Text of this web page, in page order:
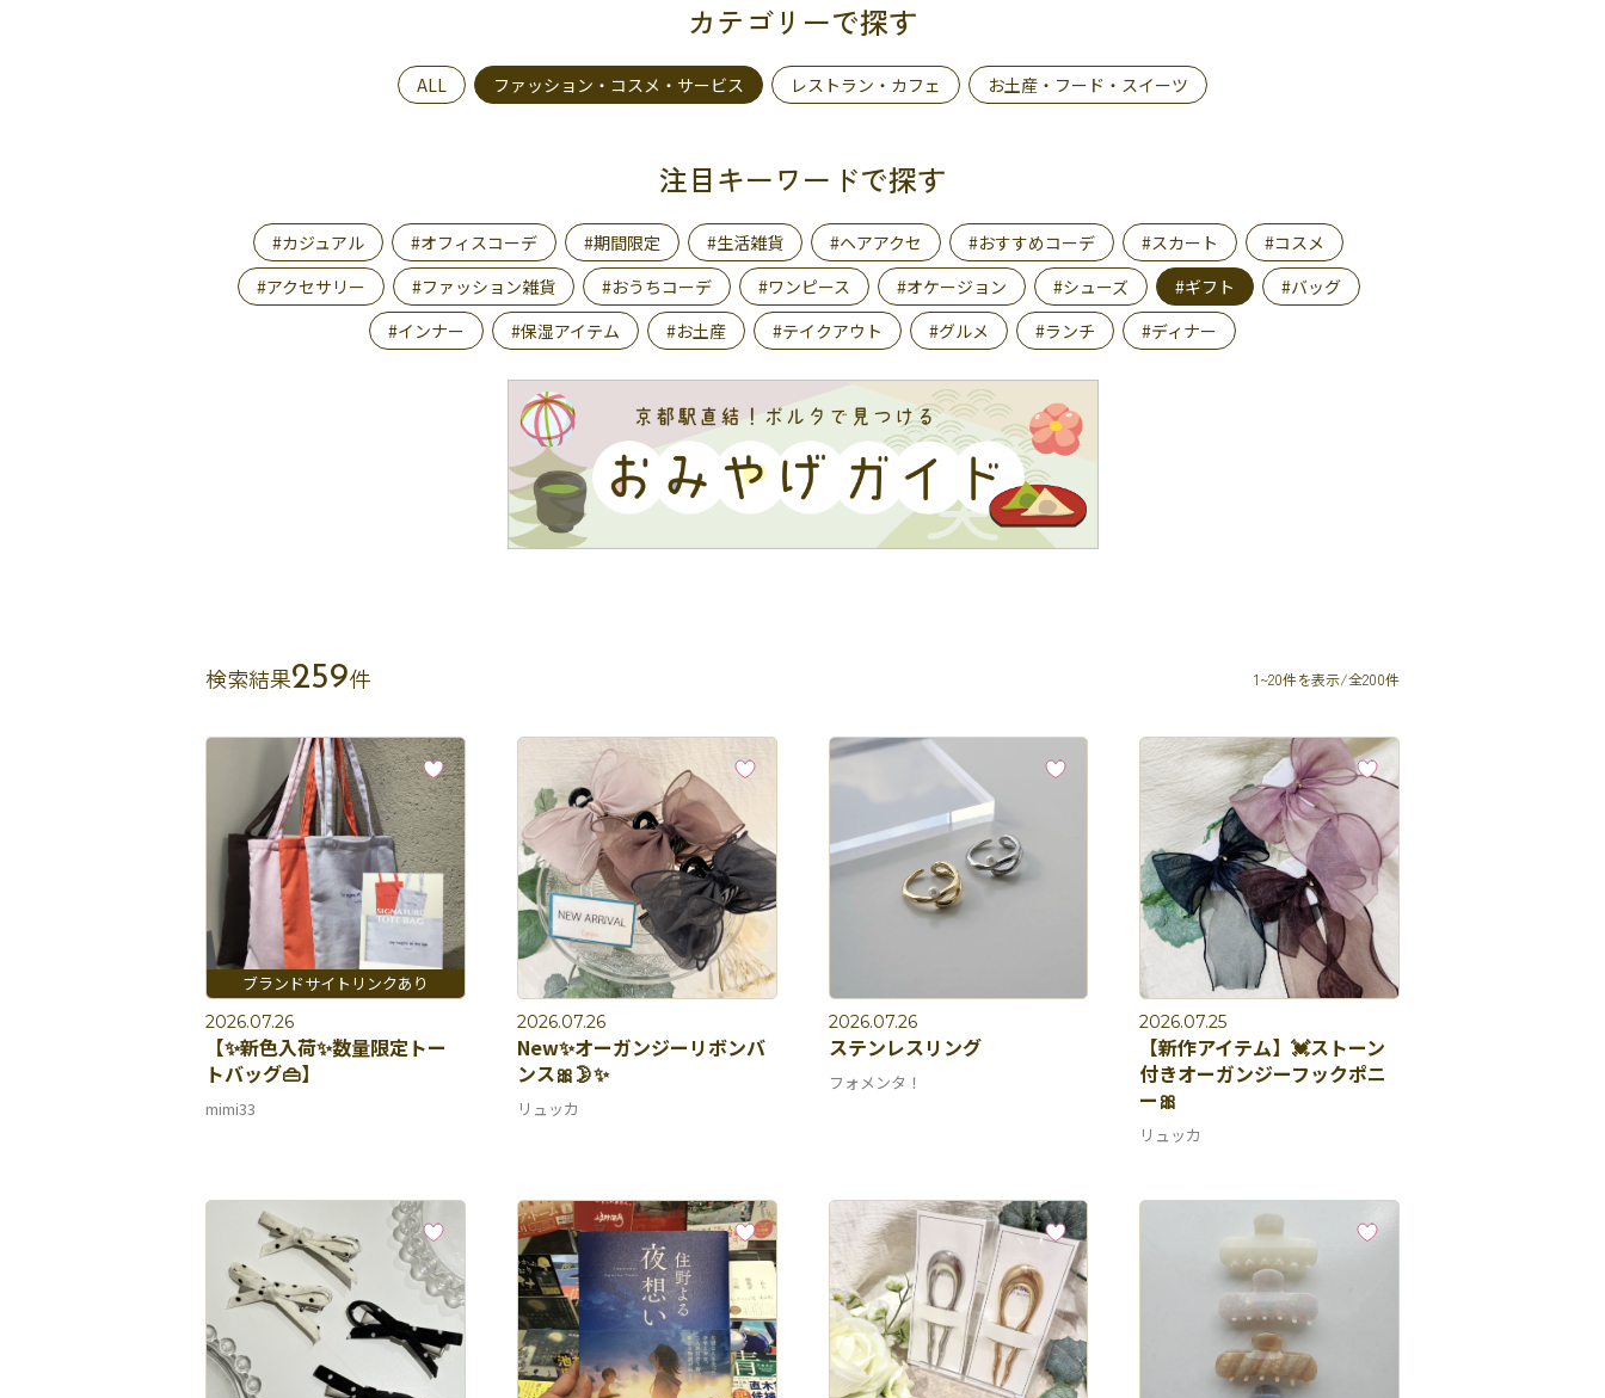
カテゴリーで探す
ALL ファッション・コスメ・サービス レストラン・カフェ お土産・フード・スイーツ
注目キーワードで探す
#カジュアル #オフィスコーデ #期間限定 #生活雑貨 #ヘアアクセ #おすすめコーデ #スカート
#コスメ
#アクセサリー
#ファッション雑貨 #おうちコーデ #ワンピース #オケージョン #シューズ #ギフト
#バッグ
#インナー
#保湿アイテム #お土産 #テイクアウト #グルメ #ランチ #ディナー
検索結果259件 1~20件を表示/全200件
2026.07.26
【✨新色入荷✨数量限定トー
トバッグ👜】
mimi33
2026.07.26
New✨オーガンジーリボンバ
ンス🎀🌛✨
リュッカ
2026.07.26
ステンレスリング
フォメンタ！
2026.07.25
【新作アイテム】💓ストーン
付きオーガンジーフックポニ
ー🎀
リュッカ